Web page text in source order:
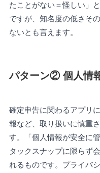
たことがない＝怪しい」
ですが、知名度の低さそ
ないとも言えます。
パターン② 個人情
確定申告に関わるアプリ
報など、取り扱いに慎重
す。「個人情報が安全に
タックスナップに限らず
れるものです。プライバ